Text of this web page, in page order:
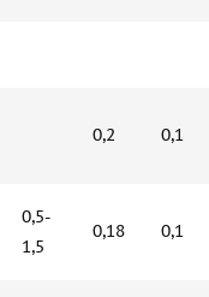
0,2 0,1
0,5-
1,5
0,18 0,1